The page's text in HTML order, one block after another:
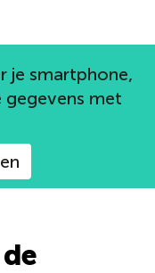
blog
je smartphone,
gegevens met